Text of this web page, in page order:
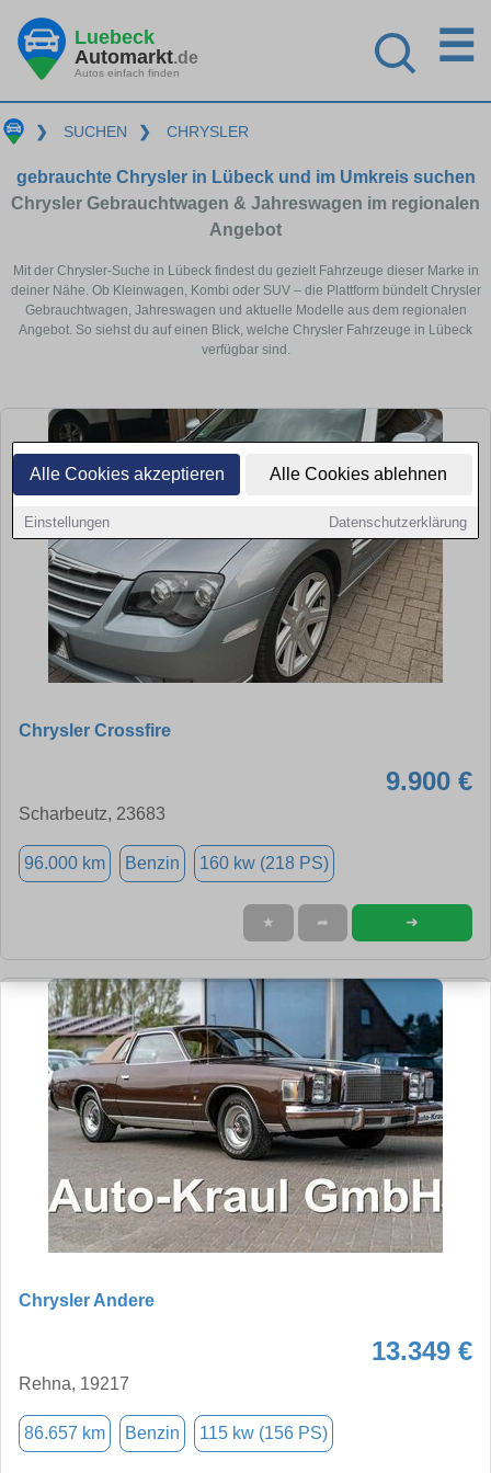
Alle Cookies akzeptieren Alle Cookies ablehnen
Einstellungen Datenschutzerklärung
Luebeck
Automarkt.de
Autos einfach finden
☰
❯ SUCHEN ❯ CHRYSLER
gebrauchte Chrysler in Lübeck und im Umkreis suchen
Chrysler Gebrauchtwagen & Jahreswagen im regionalen
Angebot
Mit der Chrysler-Suche in Lübeck findest du gezielt Fahrzeuge dieser Marke in
deiner Nähe. Ob Kleinwagen, Kombi oder SUV – die Plattform bündelt Chrysler
Gebrauchtwagen, Jahreswagen und aktuelle Modelle aus dem regionalen
Angebot. So siehst du auf einen Blick, welche Chrysler Fahrzeuge in Lübeck
verfügbar sind.
Chrysler Crossfire
9.900 €
Scharbeutz, 23683
96.000 km Benzin 160 kw (218 PS)
★ ➦ ➜
Chrysler Andere
13.349 €
Rehna, 19217
86.657 km Benzin 115 kw (156 PS)